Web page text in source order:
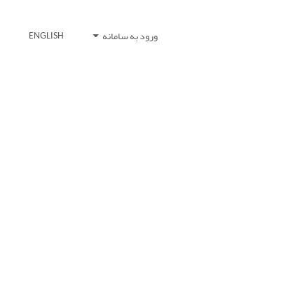
ورود به سامانه ENGLISH